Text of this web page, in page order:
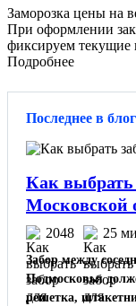
Заморозка цены на
При оформлении
фиксируем текущие
Подробнее
Последнее в
Как выбрать
Московской
2048 25
Забор между
Подмосковья
решетка,